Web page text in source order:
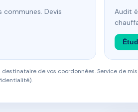
Devis
Audit
de vos coordonnées. Service de